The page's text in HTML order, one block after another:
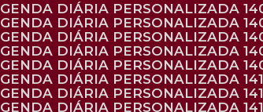
AGENDA DIÁRIA PERSONALIZADA
AGENDA DIÁRIA PERSONALIZADA
AGENDA DIÁRIA PERSONALIZADA
AGENDA DIÁRIA PERSONALIZADA
AGENDA DIÁRIA PERSONALIZADA
AGENDA DIÁRIA PERSONALIZADA
AGENDA DIÁRIA PERSONALIZADA
AGENDA DIÁRIA PERSONALIZADA